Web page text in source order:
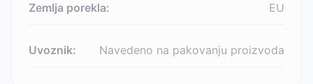
Zemlja porekla: EU
Uvoznik: Navedeno na pakovanju proizvoda